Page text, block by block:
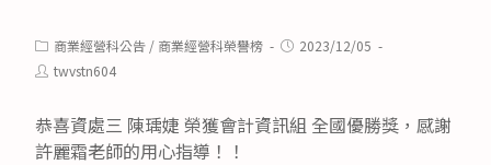
Post
category:
商業經營科公告 / 商業經營科榮譽榜
Post2023/12/05
Posttwvstn604
恭喜資處三 陳瑀婕 榮獲會計資訊組 全國優勝獎，感謝
許麗霜老師的用心指導！！